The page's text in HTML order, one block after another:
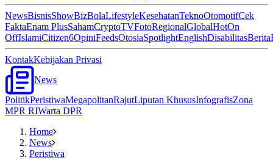
NewsBisnisShowBizBolaLifestyleKesehatanTeknoOtomotifCek
FaktaEnam PlusSahamCryptoTVFotoRegionalGlobalHotOn
OffIslamiCitizen6OpiniFeedsOtosiaSpotlightEnglishDisabilitasBerita
KontakKebijakan Privasi
News
PolitikPeristiwaMegapolitanRajutLiputan KhususInfografisZona
MPR RIWarta DPR
Home
News
Peristiwa